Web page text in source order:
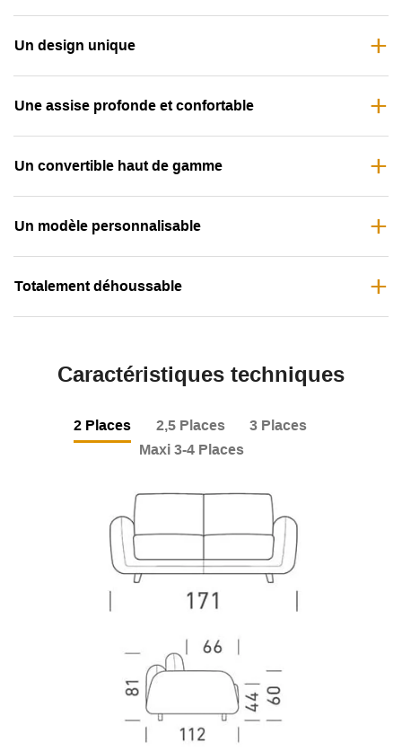
Un design unique
Une assise profonde et confortable
Un convertible haut de gamme
Un modèle personnalisable
Totalement déhoussable
Caractéristiques techniques
2 Places 2,5 Places
3 Places
Maxi 3-4 Places